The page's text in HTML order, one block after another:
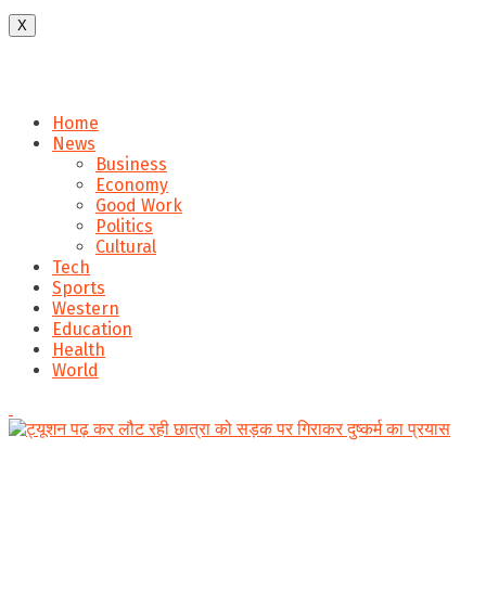
X
Home
News
Business
Economy
Good Work
Politics
Cultural
Tech
Sports
Western
Education
Health
World